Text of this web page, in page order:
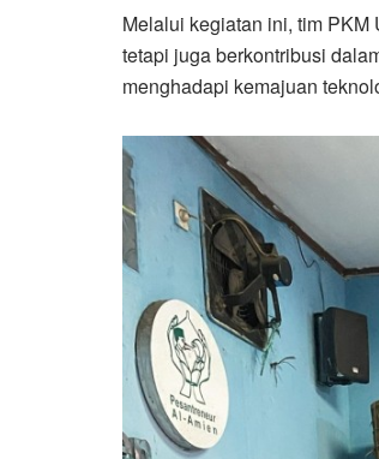
Melalui kegiatan ini, tim
tetapi juga berkontribusi
menghadapi kemajuan